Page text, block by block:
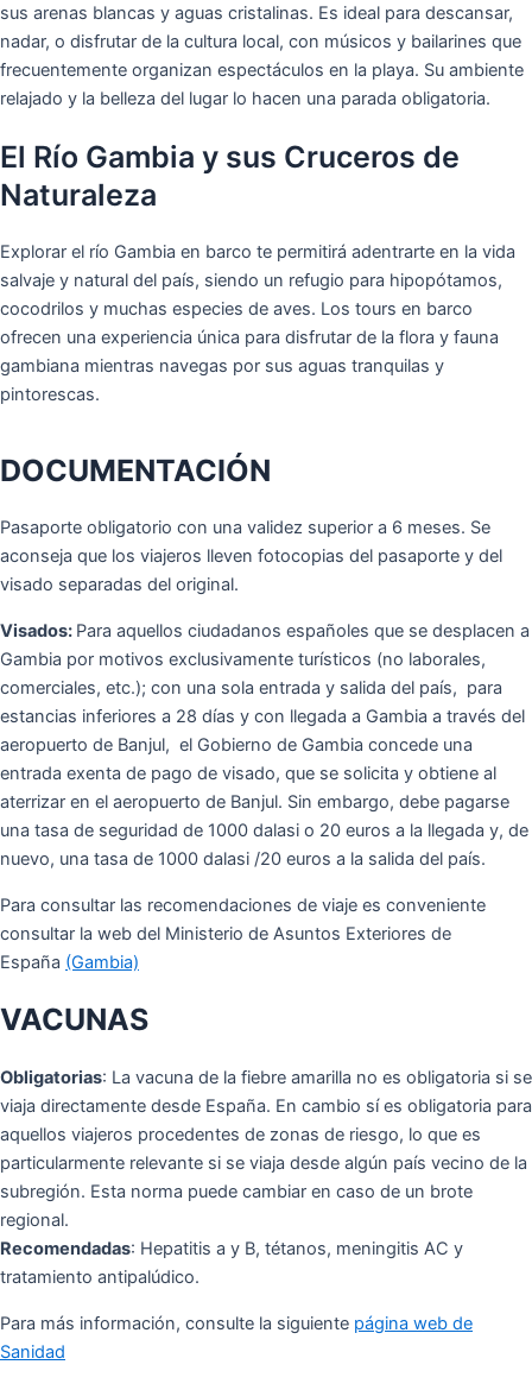
sus arenas blancas y aguas cristalinas. Es ideal para descansar,
nadar, o disfrutar de la cultura local, con músicos y bailarines que
frecuentemente organizan espectáculos en la playa. Su ambiente
relajado y la belleza del lugar lo hacen una parada obligatoria.
El Río Gambia y sus Cruceros de
Naturaleza
Explorar el río Gambia en barco te permitirá adentrarte en la vida
salvaje y natural del país, siendo un refugio para hipopótamos,
cocodrilos y muchas especies de aves. Los tours en barco
ofrecen una experiencia única para disfrutar de la flora y fauna
gambiana mientras navegas por sus aguas tranquilas y
pintorescas.
DOCUMENTACIÓN
Pasaporte obligatorio con una validez superior a 6 meses. Se
aconseja que los viajeros lleven fotocopias del pasaporte y del
visado separadas del original.
Visados: Para aquellos ciudadanos españoles que se desplacen a
Gambia por motivos exclusivamente turísticos (no laborales,
comerciales, etc.); con una sola entrada y salida del país, para
estancias inferiores a 28 días y con llegada a Gambia a través del
aeropuerto de Banjul, el Gobierno de Gambia concede una
entrada exenta de pago de visado, que se solicita y obtiene al
aterrizar en el aeropuerto de Banjul. Sin embargo, debe pagarse
una tasa de seguridad de 1000 dalasi o 20 euros a la llegada y, de
nuevo, una tasa de 1000 dalasi /20 euros a la salida del país.
Para consultar las recomendaciones de viaje es conveniente
consultar la web del Ministerio de Asuntos Exteriores de
España (Gambia)
VACUNAS
Obligatorias: La vacuna de la fiebre amarilla no es obligatoria si se
viaja directamente desde España. En cambio sí es obligatoria para
aquellos viajeros procedentes de zonas de riesgo, lo que es
particularmente relevante si se viaja desde algún país vecino de la
subregión. Esta norma puede cambiar en caso de un brote
regional.
Recomendadas: Hepatitis a y B, tétanos, meningitis AC y
tratamiento antipalúdico.
Para más información, consulte la siguiente página web de
Sanidad